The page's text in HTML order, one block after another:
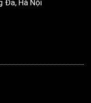
Đa, Hà Nội